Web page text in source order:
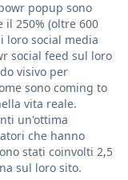
popup sono
250% (oltre 600
loro social media
social feed sul loro
visivo per
sono coming to
vita reale.
un'ottima
che hanno
stati coinvolti 2,5
sul loro sito.